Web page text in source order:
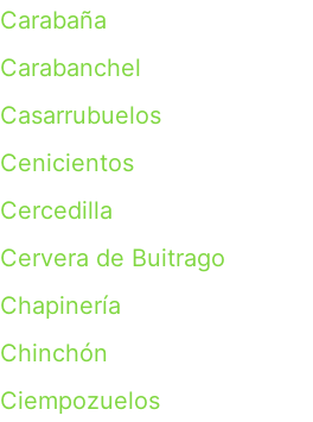
de Buitrago